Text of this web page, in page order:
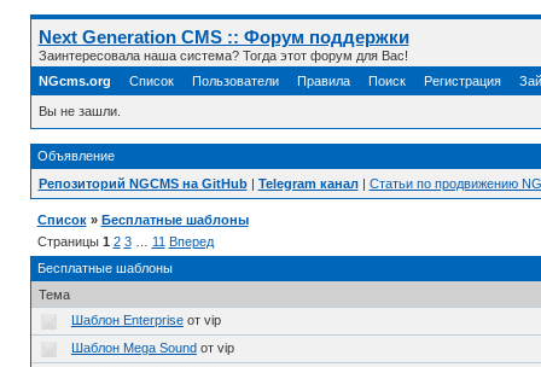
Next Generation CMS :: Форум поддержки
Заинтересовала наша система? Тогда этот форум для Вас!
NGcms.org
Список Пользователи Правила Поиск Регистрация
Вы не зашли.
Объявление
Репозиторий NGCMS на GitHub| Telegram канал| Статьи по продвижению
Список » Бесплатные шаблоны
Страницы 1 2 3 11 Вперед
Бесплатные шаблоны
Тема
Шаблон Enterprise от vip
Шаблон Mega Sound от vip